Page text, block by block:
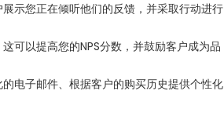
示您正在倾听他们的反馈，并采取行动进行
可以提高您的NPS分数，并鼓励客户成为品
电子邮件、根据客户的购买历史提供个性化